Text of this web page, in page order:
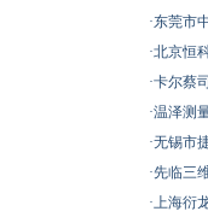
·东莞市
·北京恒
·卡尔蔡
·温泽测
·无锡市
·先临三
·上海衍